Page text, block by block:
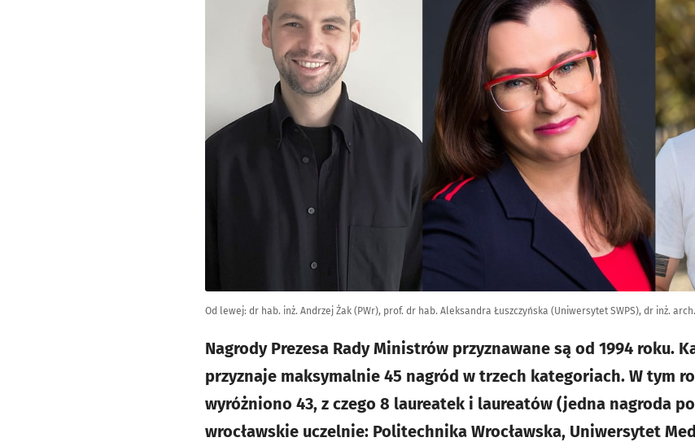
Od lewej: dr hab. inż. Andrzej Żak (PWr), prof. dr hab. Aleksandra Łuszczyńska (Uniwersytet SWPS), dr inż.
Nagrody Prezesa Rady Ministrów przyznawane są od 1994 roku.
przyznaje maksymalnie 45 nagród w trzech kategoriach. W tym
wyróżniono 43, z czego 8 laureatek i laureatów (jedna nagroda
wrocławskie uczelnie: Politechnika Wrocławska, Uniwersytet